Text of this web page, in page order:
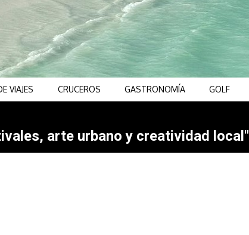
VIAJES CRUCEROS GASTRONOMÍA GOLF
arte urbano y creatividad local"